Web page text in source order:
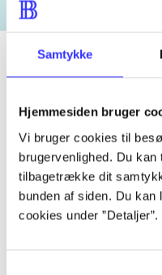
Samtykke
Hjemmesiden bruger
Vi bruger cookies til
brugervenlighed. Du
tilbagetrække dit
bunden af siden. Du
cookies under ”Detaljer”.
Tidsskrift
Artiklen er en del af
lorem ipsum
Tidsskrift
handler ofte